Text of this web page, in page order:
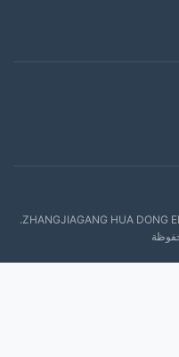
©2020- ZHANGJIAGANG HUA DONG ENERGY TECHNOLOGY CO.,LTD.